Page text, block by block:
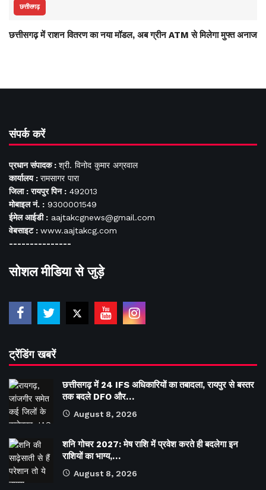
छत्तीसगढ़
छत्तीसगढ़ में राशन वितरण का नया मॉडल, अब ग्रीन ATM से मिलेगा मुफ्त अनाज
संपर्क करें
प्रधान संपादक : श्री. विनोद कुमार अग्रवाल
कार्यालय : रामसागर पारा
जिला : रायपुर पिन : 492013
मोबाइल नं. : 9300001549
ईमेल आईडी : aajtakcgnews@gmail.com
वेबसाइट : www.aajtakcg.com
---------------
सोशल मीडिया से जुड़े
ट्रेंडिंग खबरें
छत्तीसगढ़ में 24 IFS अधिकारियों का तबादला, रायपुर से बस्तर
तक बदले DFO और…
August 8, 2026
शनि गोचर 2027: मेष राशि में प्रवेश करते ही बदलेगा इन
राशियों का भाग्य,…
August 8, 2026